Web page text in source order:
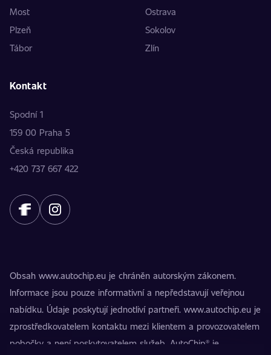
Most
Ostrava
Plzeň
Sokolov
Tábor
Zlín
Kontakt
Spodní 1
159 00 Praha 5
Česká republika
+420 737 667 422
Obsah www.autochip.eu je chráněn autorským zákonem.
Informace jsou pouze informativní a nepředstavují veřejnou
nabídku. Údaje poskytují jednotliví partneři. www.autochip.eu je
zprostředkovatelem kontaktu mezi klientem a provozovatelem
pobočky a není poskytovatelem služeb. AutoChip® je